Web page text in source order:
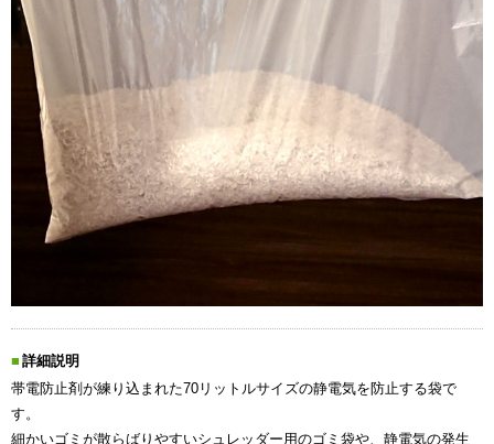
詳細説明
帯電防止剤が練り込まれた70リットルサイズの静電気を防止する袋で
す。
細かいゴミが散らばりやすいシュレッダー用のゴミ袋や、静電気の発生